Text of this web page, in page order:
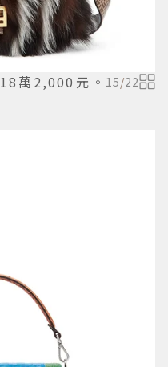
萬2,000元。 15/22